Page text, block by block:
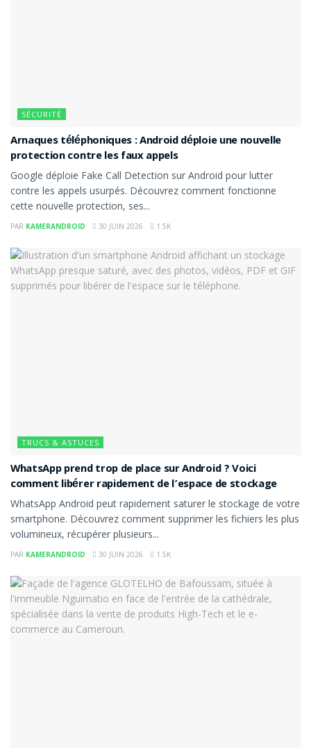
SÉCURITÉ
Arnaques téléphoniques : Android déploie une nouvelle
protection contre les faux appels
Google déploie Fake Call Detection sur Android pour lutter
contre les appels usurpés. Découvrez comment fonctionne
cette nouvelle protection, ses...
PAR KAMERANDROID 30 JUIN 2026 1.5K
TRUCS & ASTUCES
WhatsApp prend trop de place sur Android ? Voici
comment libérer rapidement de l’espace de stockage
WhatsApp Android peut rapidement saturer le stockage de votre
smartphone. Découvrez comment supprimer les fichiers les plus
volumineux, récupérer plusieurs...
PAR KAMERANDROID 30 JUIN 2026 1.5K